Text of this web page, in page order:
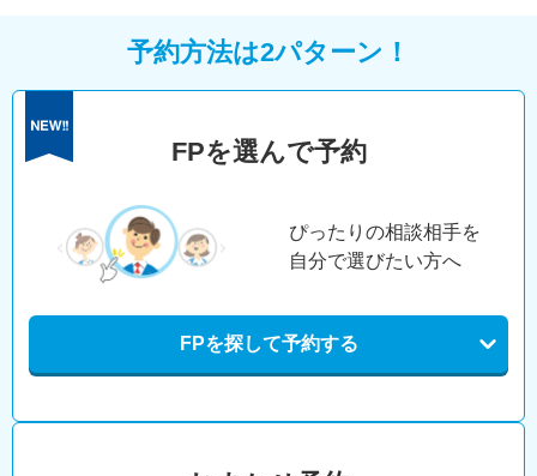
予約方法は2パターン！
FPを選んで予約
ぴったりの相談相手を
自分で選びたい方へ
FPを探して予約する